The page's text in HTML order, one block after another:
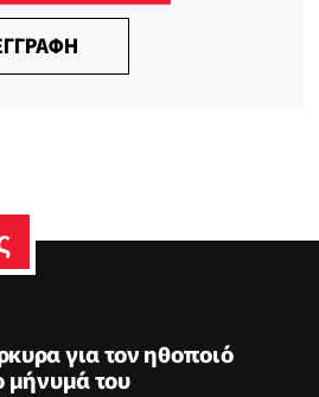
για τον ηθοποιό
μήνυμά του